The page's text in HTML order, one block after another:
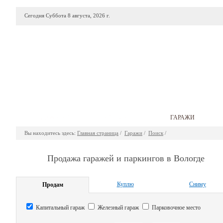
Сегодня Суббота 8 августа, 2026 г.
ГАРАЖИ
Вы находитесь здесь: Главная страница / Гаражи / Поиск /
Продажа гаражей и паркингов в Вологде
Продам Куплю Сниму
Капитальный гараж Железный гараж Парковочное место